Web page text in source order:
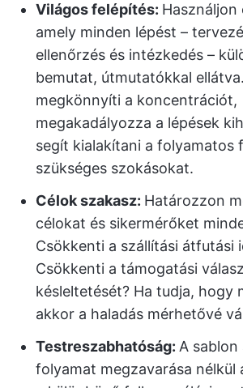
Világos felépítés: Használjon
amely minden lépést –
ellenőrzés és intézkedés –
bemutat, útmutatókkal
megkönnyíti a koncentrációt,
megakadályozza a lépések
segít kialakítani a folyamatos
szükséges szokásokat.
Célok szakasz: Határozzon
célokat és sikermérőket
Csökkenti a szállítási átfutási
Csökkenti a támogatási
késleltetését? Ha tudja, hogy
akkor a haladás mérhetővé
Testreszabhatóság: A sablon
folyamat megzavarása nélkül